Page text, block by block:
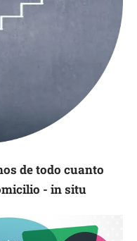
de todo cuanto
- in situ